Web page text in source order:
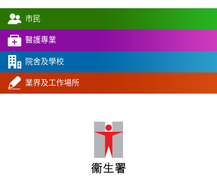
市民
醫護專業
院舍及學校
業界及工作場所